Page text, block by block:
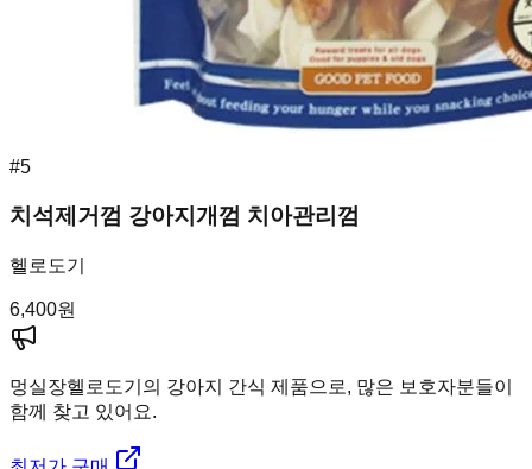
#5
치석제거껌 강아지개껌 치아관리껌
헬로도기
6,400원
멍실장헬로도기의 강아지 간식 제품으로, 많은 보호자분들이
함께 찾고 있어요.